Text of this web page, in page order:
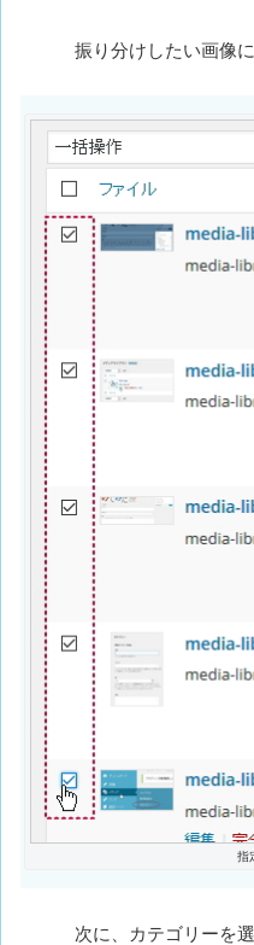
振り分けしたい画像
指
次に、カテゴリーを選